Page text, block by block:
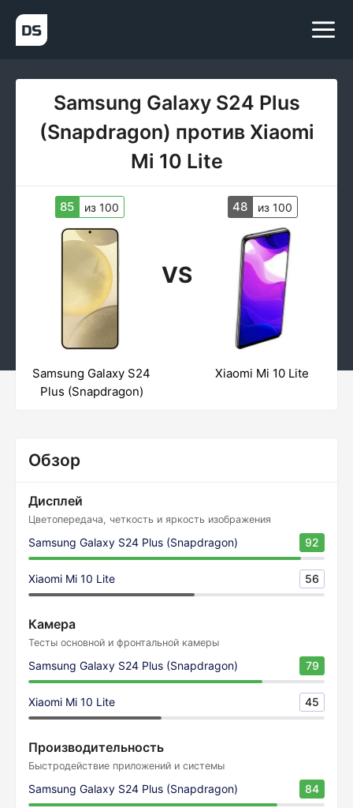
Samsung Galaxy S24 Plus
(Snapdragon) против Xiaomi
Mi 10 Lite
85 из 100
VS
48 из 100
Samsung Galaxy S24
Plus (Snapdragon)
Xiaomi Mi 10 Lite
Обзор
Дисплей
Цветопередача, четкость и яркость изображения
Samsung Galaxy S24 Plus (Snapdragon) 92
Xiaomi Mi 10 Lite 56
Камера
Тесты основной и фронтальной камеры
Samsung Galaxy S24 Plus (Snapdragon) 79
Xiaomi Mi 10 Lite 45
Производительность
Быстродействие приложений и системы
Samsung Galaxy S24 Plus (Snapdragon) 84